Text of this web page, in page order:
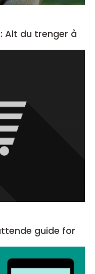
Alt du trenger å
guide for